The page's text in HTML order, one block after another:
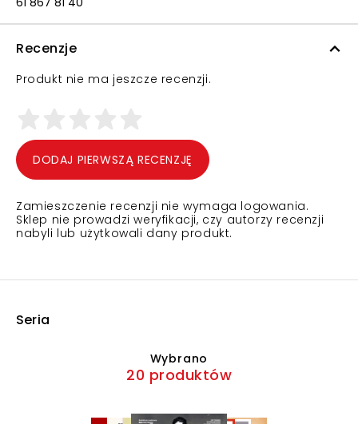
Recenzje
Produkt nie ma jeszcze recenzji.
DODAJ PIERWSZĄ RECENZJĘ
Zamieszczenie recenzji nie wymaga logowania.
Sklep nie prowadzi weryfikacji, czy autorzy recenzji
nabyli lub użytkowali dany produkt.
Seria
Wybrano
20 produktów